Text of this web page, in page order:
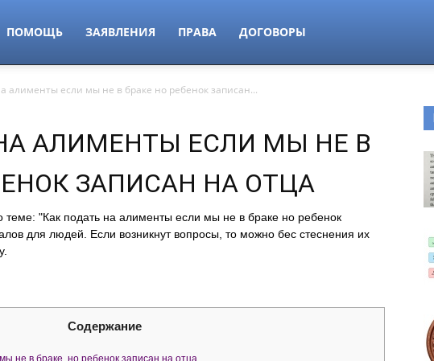
alps-
ПОМОЩЬ ЗАЯВЛЕНИЯ ПРАВА ДОГОВОРЫ
алименты если мы не в браке но ребенок записан...
АЛИМЕНТЫ ЕСЛИ МЫ НЕ В
ЗАПИСАН НА ОТЦА
"Как подать на алименты если мы не в браке но ребенок
для людей. Если возникнут вопросы, то можно бес стеснения их
Содержание